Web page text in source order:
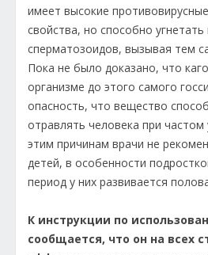
имеет высокие
свойства, но способно
сперматозоидов, вызывая тем
Пока не было доказано, что
организме до этого самого
опасность, что вещество
отравлять человека при
этим причинам врачи не
детей, в особенности
период у них развивается
К инструкции по
сообщается, что он на всех